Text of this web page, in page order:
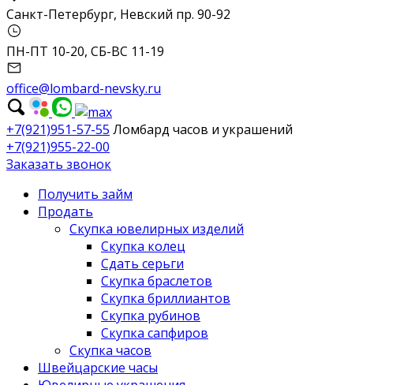
Санкт-Петербург, Невский пр. 90-92
ПН-ПТ 10-20, СБ-ВС 11-19
office@lombard-nevsky.ru
+7(921)951-57-55 Ломбард часов и украшений
+7(921)955-22-00
Заказать звонок
Получить займ
Продать
Скупка ювелирных изделий
Скупка колец
Сдать серьги
Скупка браслетов
Скупка бриллиантов
Скупка рубинов
Скупка сапфиров
Скупка часов
Швейцарские часы